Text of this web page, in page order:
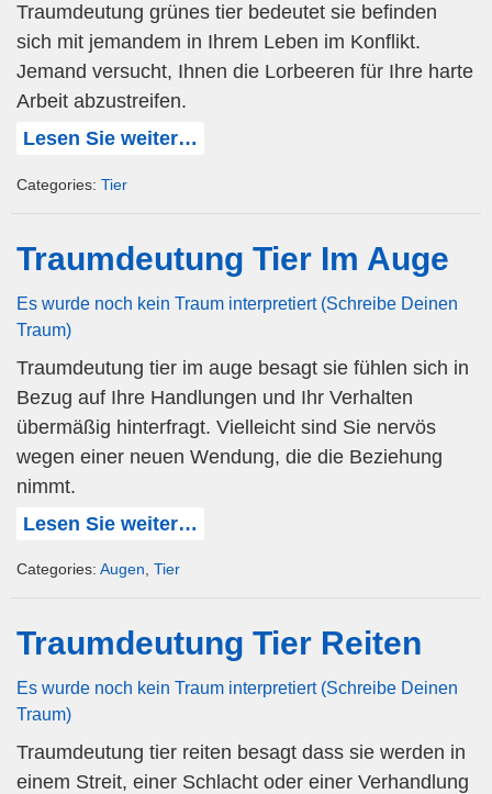
Traumdeutung grünes tier bedeutet sie befinden
sich mit jemandem in Ihrem Leben im Konflikt.
Jemand versucht, Ihnen die Lorbeeren für Ihre harte
Arbeit abzustreifen.
Lesen Sie weiter…
Categories: Tier
Traumdeutung Tier Im Auge
Es wurde noch kein Traum interpretiert (Schreibe Deinen
Traum)
Traumdeutung tier im auge besagt sie fühlen sich in
Bezug auf Ihre Handlungen und Ihr Verhalten
übermäßig hinterfragt. Vielleicht sind Sie nervös
wegen einer neuen Wendung, die die Beziehung
nimmt.
Lesen Sie weiter…
Categories: Augen Tier
Traumdeutung Tier Reiten
Es wurde noch kein Traum interpretiert (Schreibe Deinen
Traum)
Traumdeutung tier reiten besagt dass sie werden in
einem Streit, einer Schlacht oder einer Verhandlung